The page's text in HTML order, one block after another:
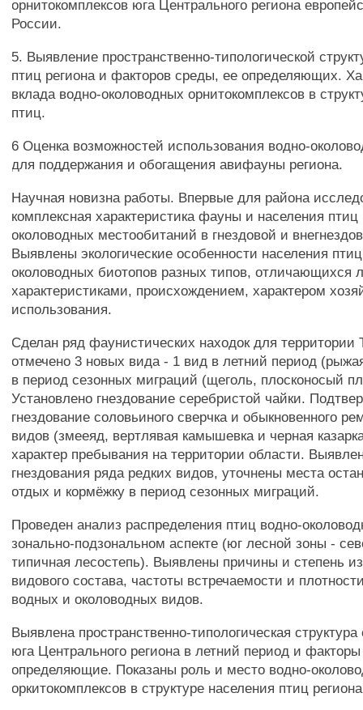
орнитокомплексов юга Центрального региона
России.
5. Выявление пространственно-типологической
птиц региона и факторов среды, ее определяющих.
вклада водно-околоводных орнитокомплексов в
птиц.
6 Оценка возможностей использования водно-
для поддержания и обогащения авифауны региона.
Научная новизна работы. Впервые для района
комплексная характеристика фауны и населения птиц
околоводных местообитаний в гнездовой и
Выявлены экологические особенности населения
околоводных биотопов разных типов,
характеристиками, происхождением, характером
использования.
Сделан ряд фаунистических находок для территории
отмечено 3 новых вида - 1 вид в летний период
в период сезонных миграций (щеголь, плосконосый
Установлено гнездование серебристой чайки.
гнездование соловьиного сверчка и обыкновенного
видов (змееяд, вертлявая камышевка и черная
характер пребывания на территории области.
гнездования ряда редких видов, уточнены места
отдых и кормёжку в период сезонных миграций.
Проведен анализ распределения птиц водно-
зонально-подзональном аспекте (юг лесной зоны -
типичная лесостепь). Выявлены причины и степень
видового состава, частоты встречаемости и
водных и околоводных видов.
Выявлена пространственно-типологическая
юга Центрального региона в летний период и
определяющие. Показаны роль и место водно-
оркитокомплексов в структуре населения птиц региона